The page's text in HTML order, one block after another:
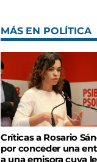
MÁS EN POLÍTICA
Críticas a Rosario
por conceder una
a una emisora cuya